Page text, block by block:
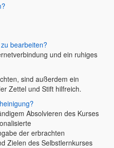
bearbeiten?
und ein ruhiges
sind außerdem ein
Zettel und Stift hilfreich.
Absolvieren des Kurses
der erbrachten
Zielen des Selbstlernkurses